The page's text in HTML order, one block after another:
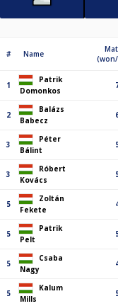
# Name
1
Patrik
Domonkos
2
Balázs
Babecz
3
Péter
Bálint
3
Róbert
Kovács
5
Zoltán
Fekete
5
Patrik
Pelt
5
Csaba
Nagy
5
Kalum
Mills